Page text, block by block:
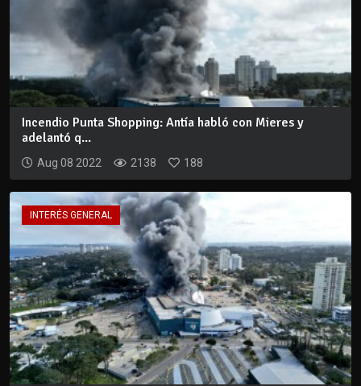
Incendio Punta Shopping: Antía habló con Mieres y
adelantó q...
Aug 08 2022 2138 188
INTERÉS GENERAL